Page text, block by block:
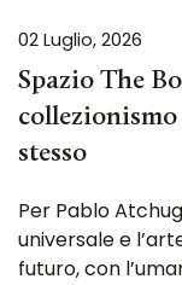
02 Luglio, 2026
Spazio The
stesso
Per Pablo
universale e
futuro, con